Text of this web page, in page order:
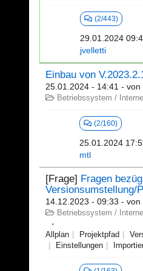
(2/443)
29.01.2024
jvelletti
Einbau von
25.01.2024 - 14:41 - von
Betriebssystem /
(2/160)
25.01.2024
mtl
[Frage] Fragen
Versionsumstellung/
14.12.2023 - 09:33 - von
Betriebssystem /
Allplan Projektpfad
Einstellungen